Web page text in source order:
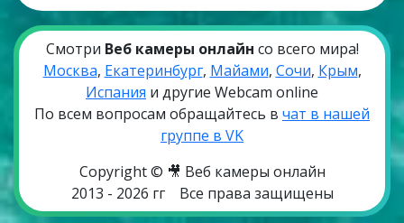
Смотри Веб камеры онлайн со всего мира!
Москва, Екатеринбург, Майами, Сочи, Крым,
Испания и другие Webcam online
По всем вопросам обращайтесь в чат в нашей
группе в VK
Copyright © 🎥 Веб камеры онлайн
2013 - 2026 гг
Все права защищены